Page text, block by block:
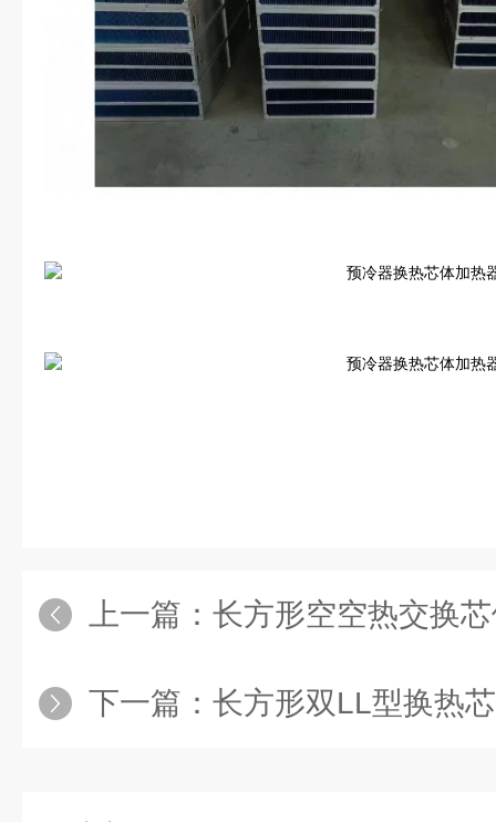
上一篇： 长方形空空热交换
下一篇： 长方形双LL型换热